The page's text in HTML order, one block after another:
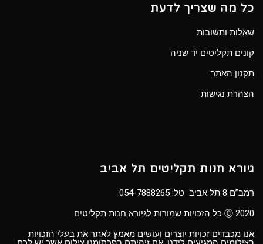
כל מה שצריך לדעת
שאלות ותשובות
קונים תקליטים יד שניה
תקנון האתר
הצהרת נגישות
גיורא חנות תקליטים תל אביב
רמב”ם 8 תל אביב טל:
054-7888265
Ⓒ 2020 כל הזכויות שמורות לגיורא חנות תקליטים
אנו מכבדים זכויות יוצרים ועושים מאמץ לאתר את בעלי הזכויות